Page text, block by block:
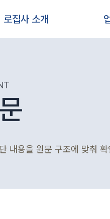
로집사 소개
내용을 원문 구조에 맞춰